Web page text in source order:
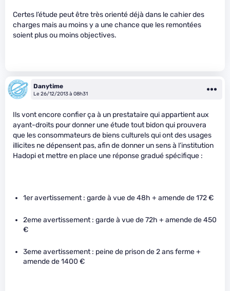
Certes l’étude peut être très orienté déjà dans le cahier des
charges mais au moins y a une chance que les remontées
soient plus ou moins objectives.
Danytime
Le 26/12/2013 à 08h31
Ils vont encore confier ça à un prestataire qui appartient aux
ayant-droits pour donner une étude tout bidon qui prouvera
que les consommateurs de biens culturels qui ont des usages
illicites ne dépensent pas, afin de donner un sens à l’institution
Hadopi et mettre en place une réponse gradué spécifique :
1er avertissement : garde à vue de 48h + amende de 172 €
2eme avertissement : garde à vue de 72h + amende de 450
€
3eme avertissement : peine de prison de 2 ans ferme +
amende de 1400 €